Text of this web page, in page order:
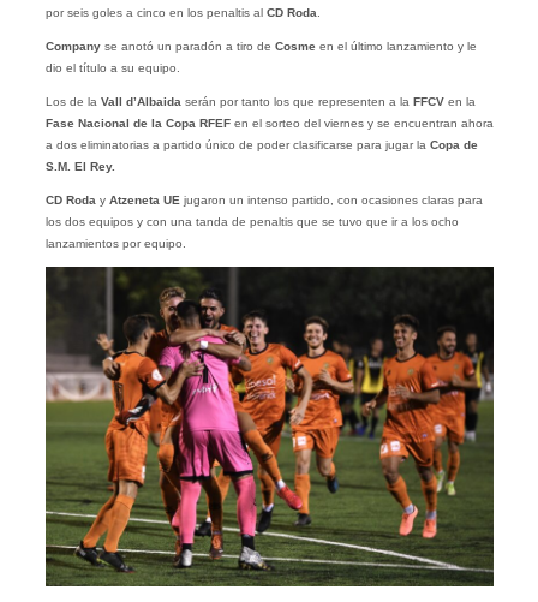
por seis goles a cinco en los penaltis al CD Roda
Companyse anotó un paradón a tiro de Cosmeen el último lanzamiento y le
dio el título a su equipo.
Los de la Vall d’Albaida serán por tanto los que representen a la FFCVen la
Fase Nacional de la Copa RFEF en el sorteo del viernes y se encuentran ahora
a dos eliminatorias a partido único de poder clasificarse para jugar la Copa de
S.M. El Rey.
CD Roda yAtzeneta UE jugaron un intenso partido, con ocasiones claras para
los dos equipos y con una tanda de penaltis que se tuvo que ir a los ocho
lanzamientos por equipo.